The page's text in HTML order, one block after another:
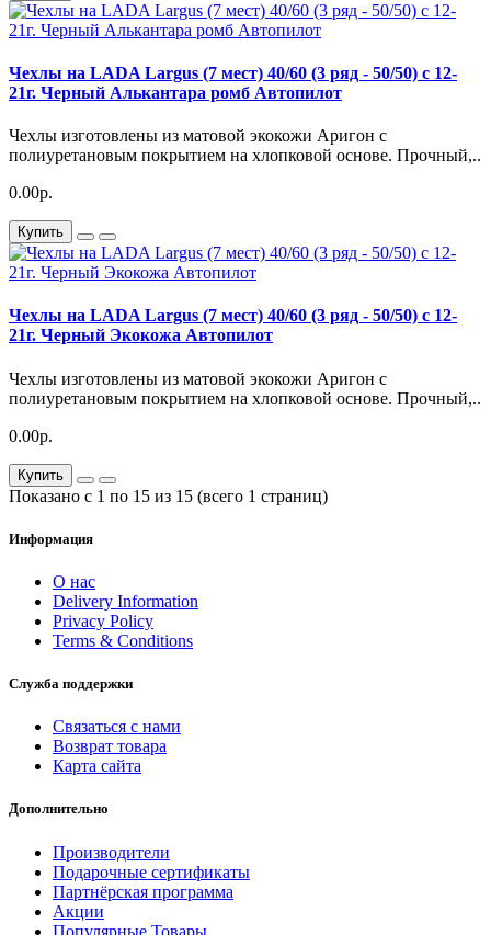
Чехлы на LADA Largus (7 мест) 40/60 (3 ряд - 50/50) с 12-
21г. Черный Алькантара ромб Автопилот
Чехлы изготовлены из матовой экокожи Аригон с
полиуретановым покрытием на хлопковой основе. Прочный,..
0.00р.
Купить
Чехлы на LADA Largus (7 мест) 40/60 (3 ряд - 50/50) с 12-
21г. Черный Экокожа Автопилот
Чехлы изготовлены из матовой экокожи Аригон с
полиуретановым покрытием на хлопковой основе. Прочный,..
0.00р.
Купить
Показано с 1 по 15 из 15 (всего 1 страниц)
Информация
О нас
Delivery Information
Privacy Policy
Terms & Conditions
Служба поддержки
Связаться с нами
Возврат товара
Карта сайта
Дополнительно
Производители
Подарочные сертификаты
Партнёрская программа
Акции
Популярные Товары